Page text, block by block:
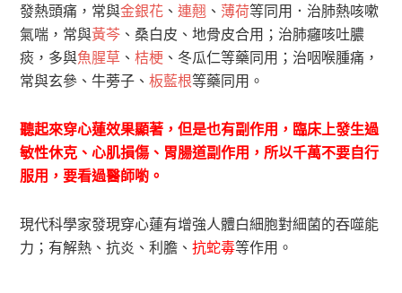
發熱頭痛，常與金銀花 、連翹 、 薄荷等同用．治肺熱咳嗽
氣喘，常與黃芩 、桑白皮、地骨皮合用；治肺癰咳吐膿
痰，多與魚腥草 、桔梗 、冬瓜仁等藥同用；治咽喉腫痛，
常與玄參、牛蒡子、板藍根等藥同用。
聽起來穿心蓮效果顯著，但是也有副作用，臨床上發生過
敏性休克、心肌損傷、胃腸道副作用，所以千萬不要自行
服用，要看過醫師喲。
現代科學家發現穿心蓮有增強人體白細胞對細菌的吞噬能
力；有解熱、抗炎、利膽、抗蛇毒等作用。